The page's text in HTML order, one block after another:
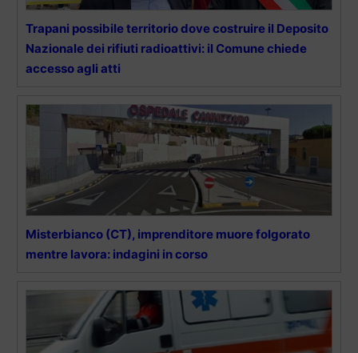
Trapani possibile territorio dove costruire il Deposito
Nazionale dei rifiuti radioattivi: il Comune chiede
accesso agli atti
Misterbianco (CT), imprenditore muore folgorato
mentre lavora: indagini in corso